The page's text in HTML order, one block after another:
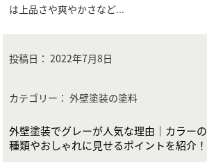
は上品さや爽やかさなど...
投稿日：2022年7月8日
カテゴリー： 外壁塗装の塗料
外壁塗装でグレーが人気な理由｜カラーの
種類やおしゃれに見せるポイントを紹介！